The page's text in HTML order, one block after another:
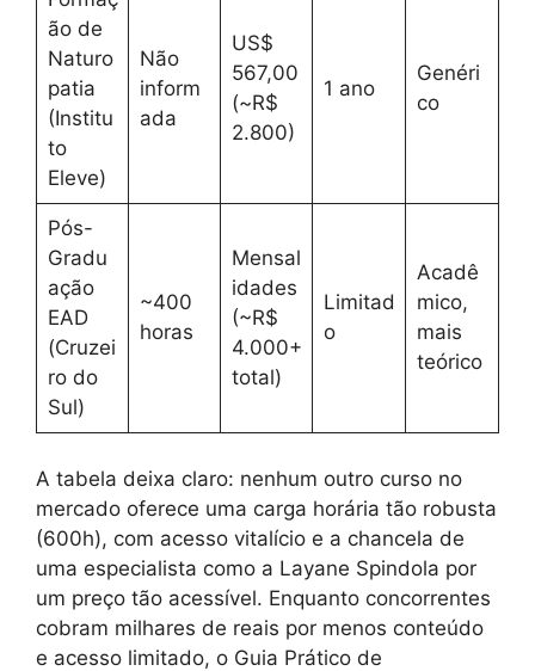
ão de
Naturo
patia
(Institu
to
Eleve)
Não
inform
ada
US$
567,00
(~R$
2.800)
1 ano
Genéri
co
Pós-
Gradu
ação
EAD
(Cruzei
ro do
Sul)
~400
horas
Mensal
idades
(~R$
4.000+
total)
Limitad
o
Acadê
mico,
mais
teórico
A tabela deixa claro: nenhum outro curso no
mercado oferece uma carga horária tão robusta
(600h), com acesso vitalício e a chancela de
uma especialista como a Layane Spindola por
um preço tão acessível. Enquanto concorrentes
cobram milhares de reais por menos conteúdo
e acesso limitado, o Guia Prático de